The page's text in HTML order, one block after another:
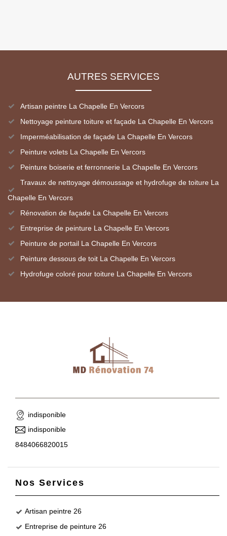
AUTRES SERVICES
Artisan peintre La Chapelle En Vercors
Nettoyage peinture toiture et façade La Chapelle En Vercors
Imperméabilisation de façade La Chapelle En Vercors
Peinture volets La Chapelle En Vercors
Peinture boiserie et ferronnerie La Chapelle En Vercors
Travaux de nettoyage démoussage et hydrofuge de toiture La
Chapelle En Vercors
Rénovation de façade La Chapelle En Vercors
Entreprise de peinture La Chapelle En Vercors
Peinture de portail La Chapelle En Vercors
Peinture dessous de toit La Chapelle En Vercors
Hydrofuge coloré pour toiture La Chapelle En Vercors
indisponible
indisponible
8484066820015
Nos Services
Artisan peintre 26
Entreprise de peinture 26